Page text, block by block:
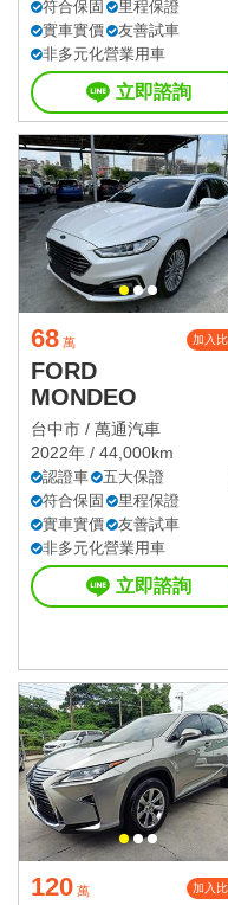
符合保固
里程保證
實車實價
友善試車
非多元化營業用車
立即諮詢
68 萬 加入
FORD
MONDEO
台中市 / 萬通汽車
2022年 / 44,000km
認證車
五大保證
符合保固
里程保證
實車實價
友善試車
非多元化營業用車
立即諮詢
120 萬 加入